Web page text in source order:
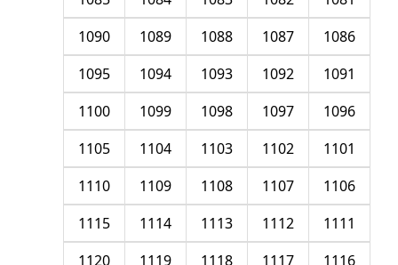
1086
1087
1088
1089
1090
1091
1092
1093
1094
1095
1096
1097
1098
1099
1100
1101
1102
1103
1104
1105
1106
1107
1108
1109
1110
1111
1112
1113
1114
1115
1116
1117
1118
1119
1120